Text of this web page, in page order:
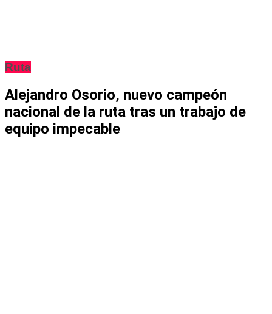
Ruta
Alejandro Osorio, nuevo campeón
nacional de la ruta tras un trabajo de
equipo impecable